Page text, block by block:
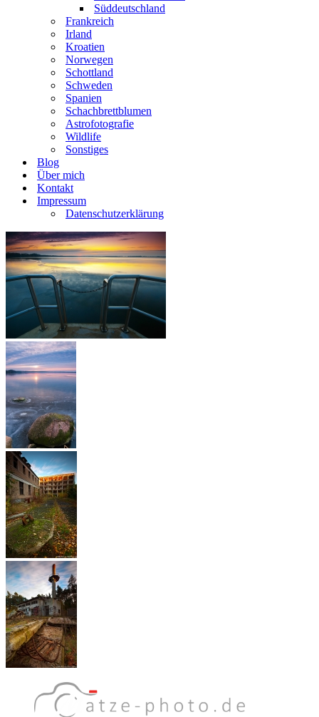
Süddeutschland
Frankreich
Irland
Kroatien
Norwegen
Schottland
Schweden
Spanien
Schachbrettblumen
Astrofotografie
Wildlife
Sonstiges
Blog
Über mich
Kontakt
Impressum
Datenschutzerklärung